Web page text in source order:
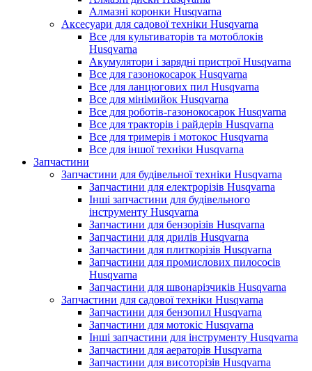
Алмазні коронки Husqvarna
Аксесуари для садової техніки Husqvarna
Все для культиваторів та мотоблоків
Husqvarna
Акумулятори і зарядні пристрої Husqvarna
Все для газонокосарок Husqvarna
Все для ланцюгових пил Husqvarna
Все для мінімийок Husqvarna
Все для роботів-газонокосарок Husqvarna
Все для тракторів і райдерів Husqvarna
Все для тримерів і мотокос Husqvarna
Все для іншої техніки Husqvarna
Запчастини
Запчастини для будівельної техніки Husqvarna
Запчастини для електрорізів Husqvarna
Інші запчастини для будівельного
інструменту Husqvarna
Запчастини для бензорізів Husqvarna
Запчастини для дрилів Husqvarna
Запчастини для плиткорізів Husqvarna
Запчастини для промислових пилососів
Husqvarna
Запчастини для швонарізчиків Husqvarna
Запчастини для садової техніки Husqvarna
Запчастини для бензопил Husqvarna
Запчастини для мотокіс Husqvarna
Інші запчастини для інструменту Husqvarna
Запчастини для аераторів Husqvarna
Запчастини для висоторізів Husqvarna